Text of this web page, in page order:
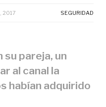
2017 SEGURIDAD
su pareja, un
al canal la
habían adquirido